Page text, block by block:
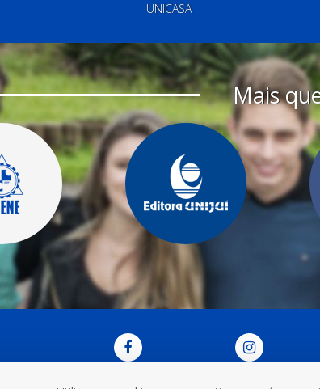
UNICASA
Mais